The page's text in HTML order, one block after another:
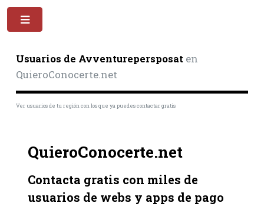
Usuarios de Avventurepersposaten
QuieroConocerte.net
Ver usuarios de tu región con los que ya puedes contactar gratis
QuieroConocerte.net
Contacta gratis con miles de
usuarios de webs y apps de pago